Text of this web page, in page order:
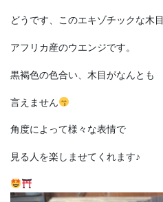
どうです、このエキゾチックな木目
アフリカ産のウエンジです。
黒褐色の色合い、木目がなんとも
言えません
角度によって様々な表情で
見る人を楽しませてくれます♪